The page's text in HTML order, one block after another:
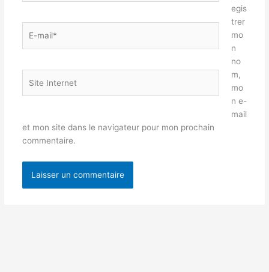
mail*
Internet
egis
trer
mo
n
no
m,
mo
n e-
mail
et mon site dans le navigateur pour mon prochain
commentaire.